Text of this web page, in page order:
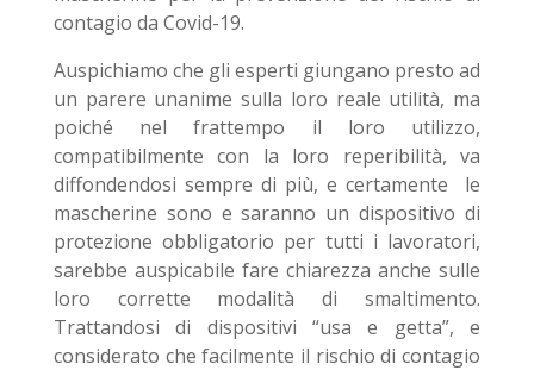
contagio da Covid-19.
Auspichiamo che gli esperti giungano presto ad
un parere unanime sulla loro reale utilità, ma
poiché nel frattempo il loro utilizzo,
compatibilmente con la loro reperibilità, va
diffondendosi sempre di più, e certamente le
mascherine sono e saranno un dispositivo di
protezione obbligatorio per tutti i lavoratori,
sarebbe auspicabile fare chiarezza anche sulle
loro corrette modalità di smaltimento.
Trattandosi di dispositivi “usa e getta”, e
considerato che facilmente il rischio di contagio